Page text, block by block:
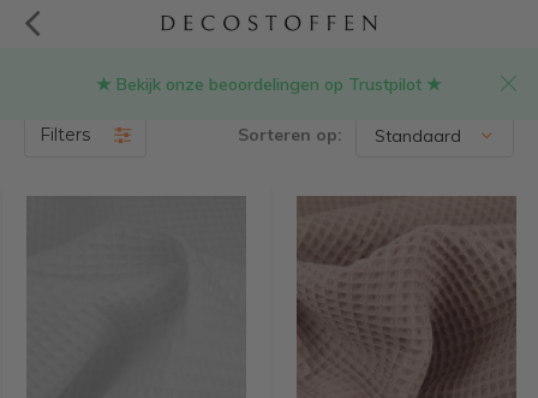
★ Bekijk onze beoordelingen op Trustpilot ★
Wafelkatoen stoffen(14)
Filters Sorteren op: